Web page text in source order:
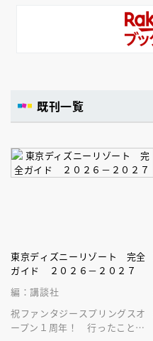
既刊一覧
東京ディズニーリゾート 完全
ガイド ２０２６－２０２７
編：講談社
祝ファンタジースプリングスオ
ープン１周年！ 行ったことが